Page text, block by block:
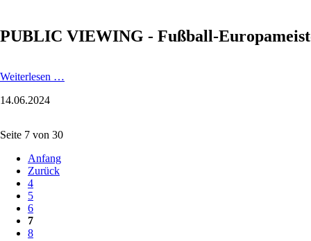
Laubegast
Dresden
PUBLIC VIEWING - Fußball-
Weiterlesen …
14.06.2024
Seite 7 von 30
Anfang
Zurück
4
5
6
7
8